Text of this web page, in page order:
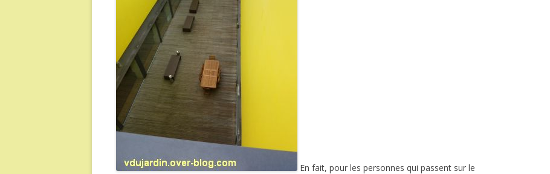
En fait, pour les personnes qui passent sur le